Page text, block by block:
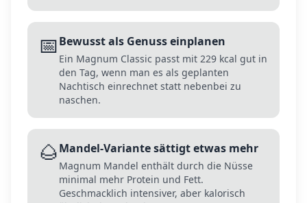
📅Bewusst als Genuss einplanen
Ein Magnum Classic passt mit 229 kcal gut in
den Tag, wenn man es als geplanten
Nachtisch einrechnet statt nebenbei zu
naschen.
🌰Mandel-Variante sättigt etwas mehr
Magnum Mandel enthält durch die Nüsse
minimal mehr Protein und Fett.
Geschmacklich intensiver, aber kalorisch